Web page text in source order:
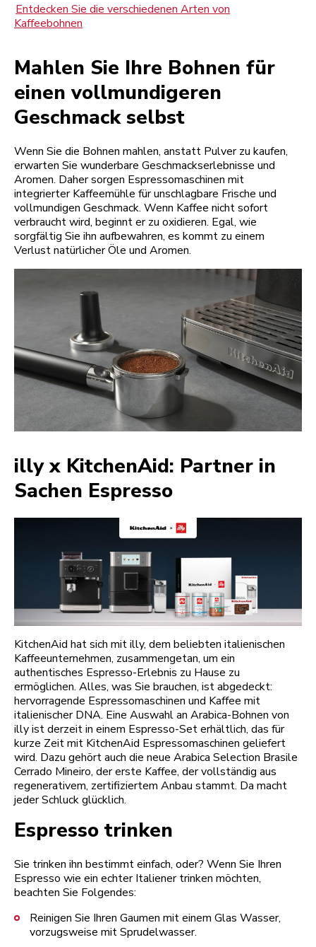
Entdecken Sie die verschiedenen Arten von
Kaffeebohnen
Mahlen Sie Ihre Bohnen für
einen vollmundigeren
Geschmack selbst
Wenn Sie die Bohnen mahlen, anstatt Pulver zu kaufen,
erwarten Sie wunderbare Geschmackserlebnisse und
Aromen. Daher sorgen Espressomaschinen mit
integrierter Kaffeemühle für unschlagbare Frische und
vollmundigen Geschmack. Wenn Kaffee nicht sofort
verbraucht wird, beginnt er zu oxidieren. Egal, wie
sorgfältig Sie ihn aufbewahren, es kommt zu einem
Verlust natürlicher Öle und Aromen.
illy x KitchenAid: Partner in
Sachen Espresso
KitchenAid hat sich mit illy, dem beliebten italienischen
Kaffeeunternehmen, zusammengetan, um ein
authentisches Espresso-Erlebnis zu Hause zu
ermöglichen. Alles, was Sie brauchen, ist abgedeckt:
hervorragende Espressomaschinen und Kaffee mit
italienischer DNA. Eine Auswahl an Arabica-Bohnen von
illy ist derzeit in einem Espresso-Set erhältlich, das für
kurze Zeit mit KitchenAid Espressomaschinen geliefert
wird. Dazu gehört auch die neue Arabica Selection Brasile
Cerrado Mineiro, der erste Kaffee, der vollständig aus
regenerativem, zertifiziertem Anbau stammt. Da macht
jeder Schluck glücklich.
Espresso trinken
Sie trinken ihn bestimmt einfach, oder? Wenn Sie Ihren
Espresso wie ein echter Italiener trinken möchten,
beachten Sie Folgendes:
Reinigen Sie Ihren Gaumen mit einem Glas Wasser,
vorzugsweise mit Sprudelwasser.